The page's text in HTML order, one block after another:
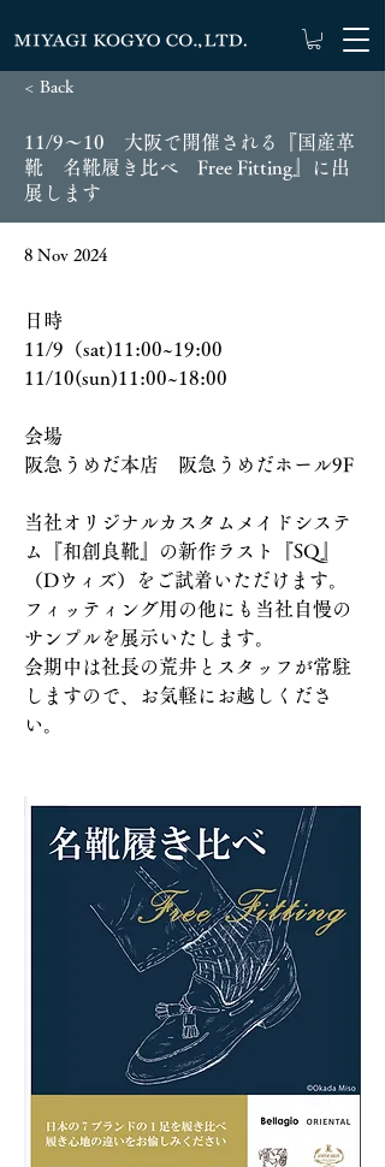
< Back
11/9～10 大阪で開催される『国産革
靴 名靴履き比べ Free Fitting』に出
展します
8 Nov 2024
日時
11/9（sat)11:00~19:00
11/10(sun)11:00~18:00
会場
阪急うめだ本店　阪急うめだホール9F
当社オリジナルカスタムメイドシステ
ム『和創良靴』の新作ラスト『SQ』
（Dウィズ）をご試着いただけます。
フィッティング用の他にも当社自慢の
サンプルを展示いたします。
会期中は社長の荒井とスタッフが常駐
しますので、お気軽にお越しくださ
い。